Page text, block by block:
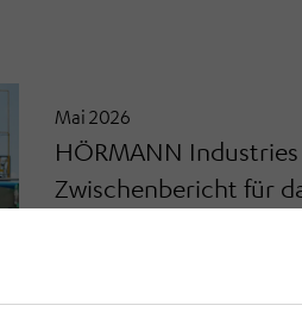
Mai 2026
HÖRMANN
Zwischenbericht für